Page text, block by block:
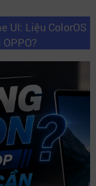
UI: Liệu ColorOS